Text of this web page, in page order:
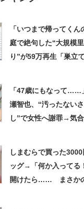
「いつまで帰ってくん
庭で絶句した“大規模
り”が59万再生「巣立
「47歳にもなって
瀬智也、“汚ったない
し”で女性へ謝罪→気
しまむらで買った
ッグ→「何か入ってる
開けたら…… まさか